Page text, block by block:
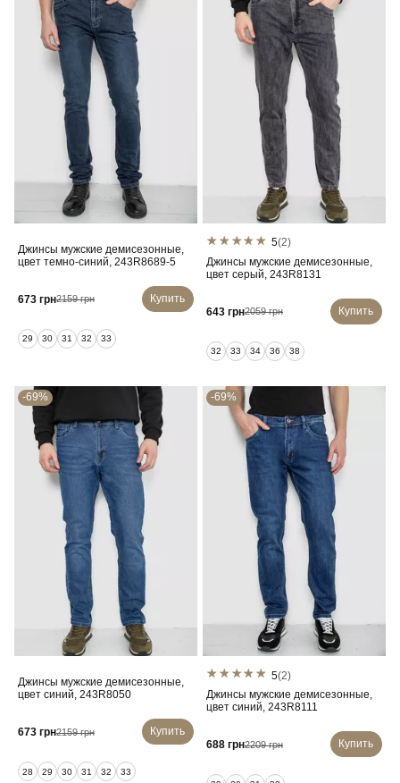
Джинсы мужские демисезонные,
цвет темно-синий, 243R8689-5
673 грн2159 грн Купить
29 30 31 32 33
5(2)
Джинсы мужские демисезонные,
цвет серый, 243R8131
643 грн2059 грн Купить
32 33 34 36 38
-69%
Джинсы мужские демисезонные,
цвет синий, 243R8050
673 грн2159 грн Купить
28 29 30 31 32 33
-69%
5(2)
Джинсы мужские демисезонные,
цвет синий, 243R8111
688 грн2209 грн Купить